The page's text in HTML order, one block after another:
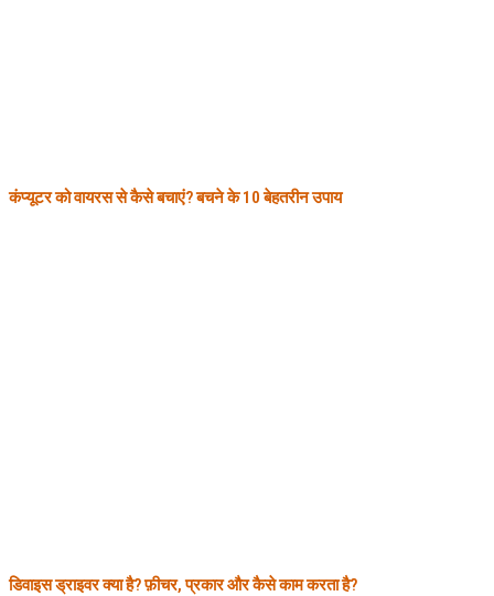
कंप्यूटर को वायरस से कैसे बचाएं? बचने के 10 बेहतरीन उपाय
डिवाइस ड्राइवर क्या है? फ़ीचर, प्रकार और कैसे काम करता है?